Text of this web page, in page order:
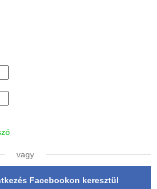
vagy
Facebookon keresztül